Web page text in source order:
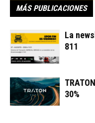
MÁS PUBLICACIONES
La
811
30%